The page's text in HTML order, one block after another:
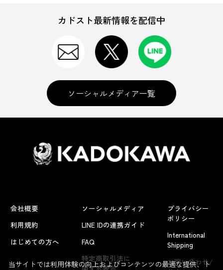
よくあるお問い合わせ
カドスト最新情報を配信中
ソーシャルメディア一覧
会社概要
利用規約
はじめての方へ
ソーシャルメディア
LINE IDの連携ガイド
FAQ
特定商取引法に
プライバシー
ポリシー
International
Shipping
お問い合わせ/
当サイトでは利用体験の向上およびコンテンツの最適な提供、ト